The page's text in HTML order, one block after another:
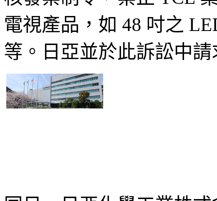
電視產品，如 48 吋之
等。日亞並於此訴訟中